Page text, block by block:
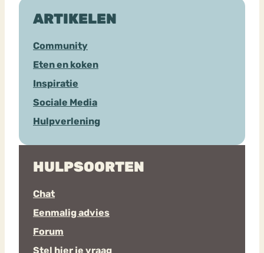
ARTIKELEN
Community
Eten en koken
Inspiratie
Sociale Media
Hulpverlening
HULPSOORTEN
Chat
Eenmalig advies
Forum
Stel hier je vraag